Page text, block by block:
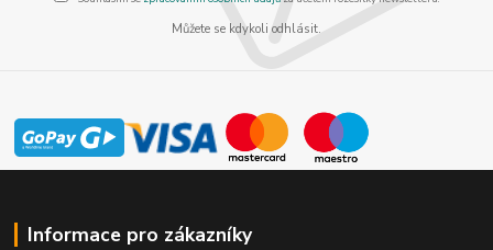
Můžete se kdykoli odhlásit.
Informace pro zákazníky